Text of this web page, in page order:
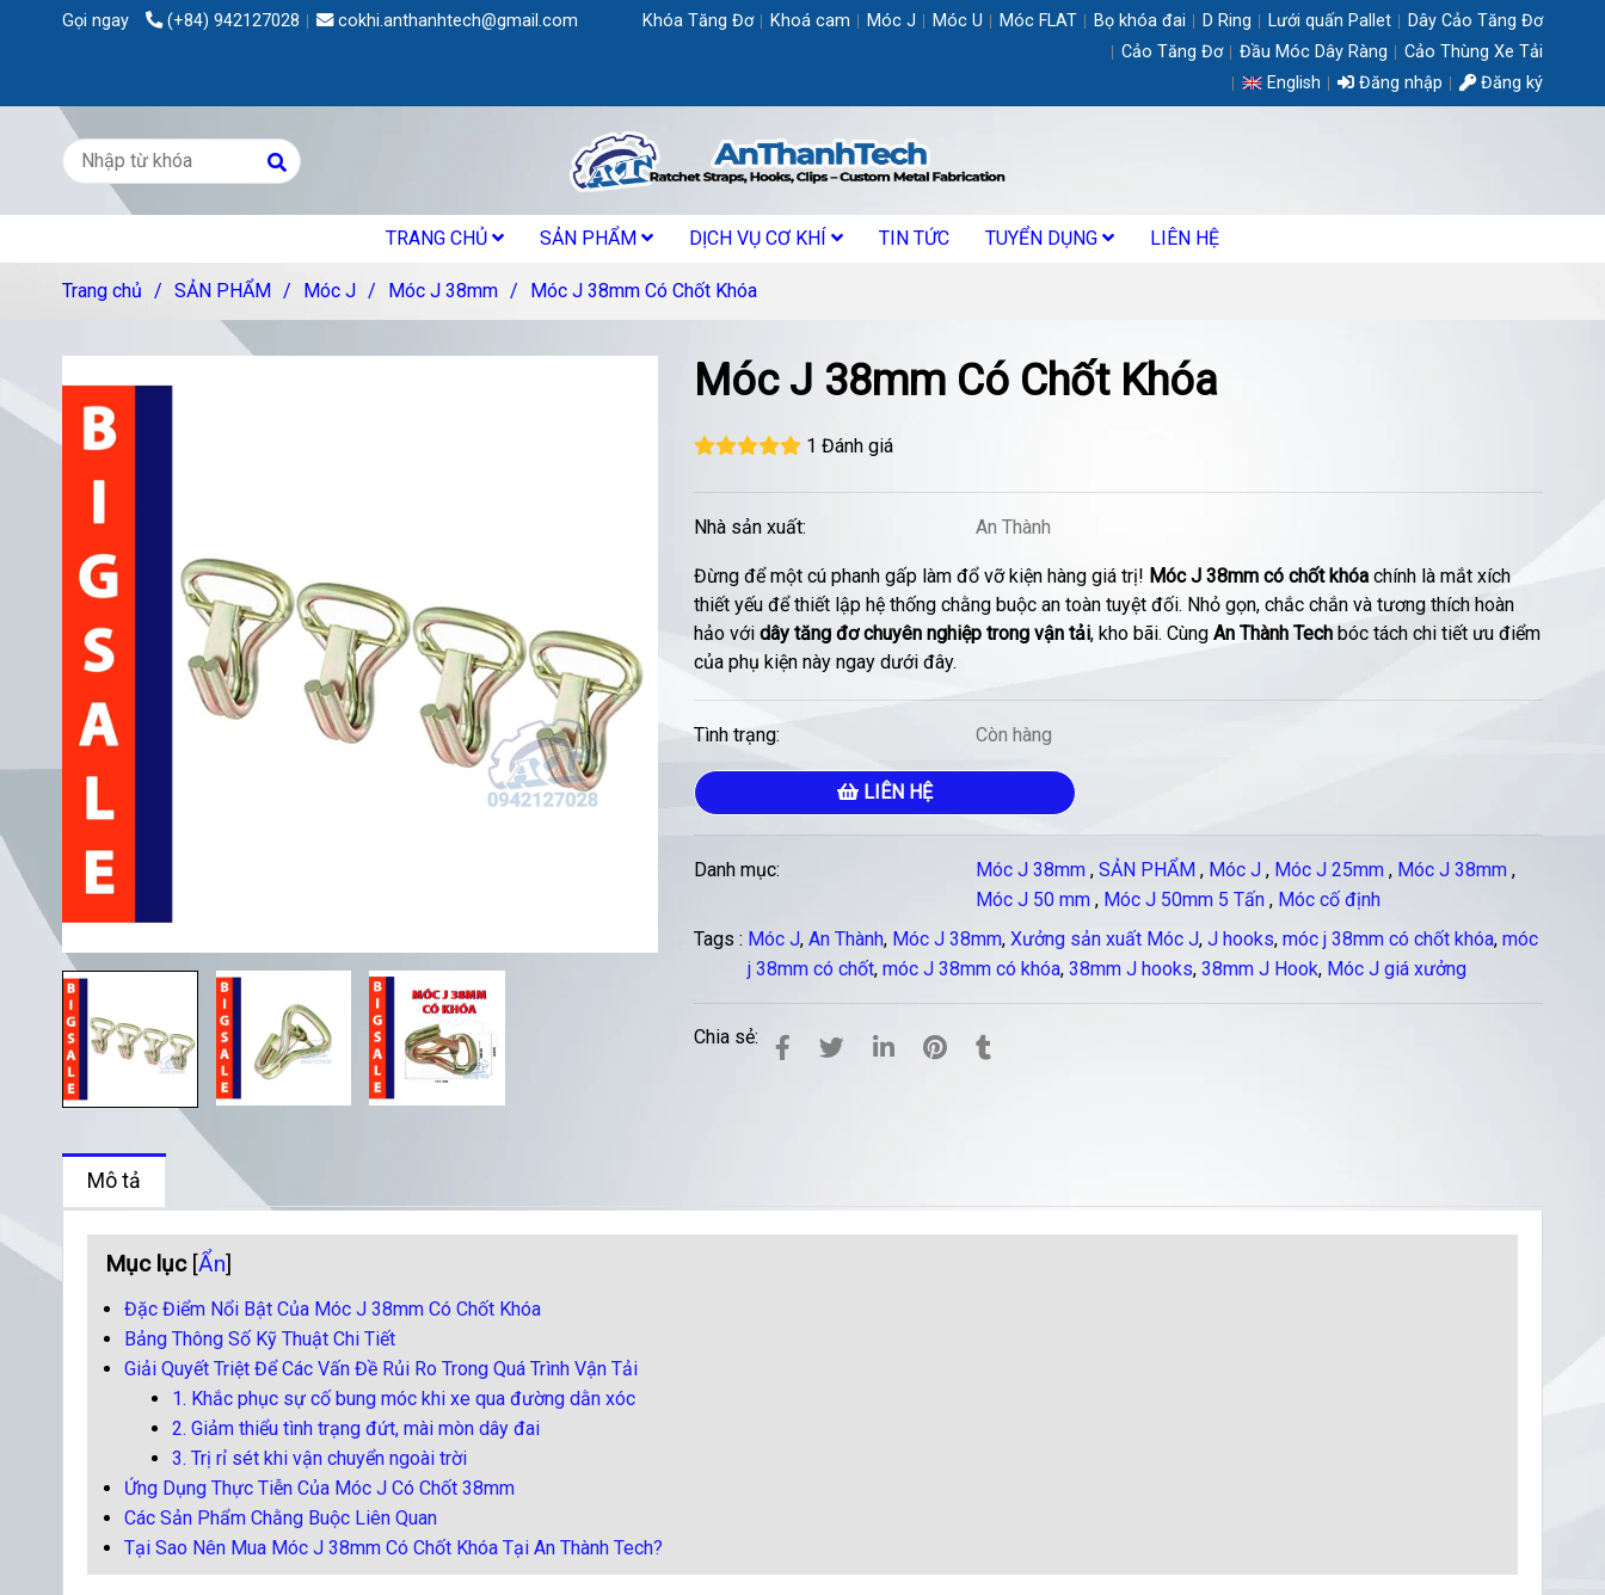
Gọi ngay (+84) 942127028 cokhi.anthanhtech@gmail.com Khóa Tăng Đơ Khoá cam Móc J Móc U Móc FLAT Bọ khóa đai D Ring Lưới quấn Pallet
Dây Cảo Tăng Đơ
Cảo Tăng Đơ
Đầu Móc Dây Ràng
Cảo Thùng Xe Tải
English
Đăng nhập Đăng ký
TRANG CHỦ SẢN PHẨM DỊCH VỤ CƠ KHÍ TIN TỨC TUYỂN DỤNG LIÊN HỆ
Trang chủ / SẢN PHẨM / Móc J / Móc J 38mm / Móc J 38mm Có Chốt Khóa
Móc J 38mm Có Chốt Khóa
1 Đánh giá
Nhà sản xuất: An Thành
Đừng để một cú phanh gấp làm đổ vỡ kiện hàng giá trị! Móc J 38mm có chốt khóa chính là mắt xích
thiết yếu để thiết lập hệ thống chằng buộc an toàn tuyệt đối. Nhỏ gọn, chắc chắn và tương thích hoàn
hảo vớidây tăng đơ chuyên nghiệp trong vận tải, kho bãi. CùngAn Thành Tech bóc tách chi tiết ưu điểm
của phụ kiện này ngay dưới đây.
Tình trạng: Còn hàng
LIÊN HỆ
Danh mục: Móc J 38mm ,SẢN PHẨM , Móc J , Móc J 25mm , Móc J 38mm ,
Móc J 50 mm , Móc J 50mm 5 Tấn , Móc cố định
Tags : Móc J,An Thành, Móc J 38mm,Xưởng sản xuất Móc J,J hooks,móc j 38mm có chốt khóa,móc
j 38mm có chốt,móc J 38mm có khóa,38mm J hooks,38mm J Hook, Móc J giá xưởng
Chia sẻ:
Mô tả
Mục lục [Ẩn]
Đặc Điểm Nổi Bật Của Móc J 38mm Có Chốt Khóa
Bảng Thông Số Kỹ Thuật Chi Tiết
Giải Quyết Triệt Để Các Vấn Đề Rủi Ro Trong Quá Trình Vận Tải
1. Khắc phục sự cố bung móc khi xe qua đường dằn xóc
2. Giảm thiểu tình trạng đứt, mài mòn dây đai
3. Trị rỉ sét khi vận chuyển ngoài trời
Ứng Dụng Thực Tiễn Của Móc J Có Chốt 38mm
Các Sản Phẩm Chằng Buộc Liên Quan
Tại Sao Nên Mua Móc J 38mm Có Chốt Khóa Tại An Thành Tech?